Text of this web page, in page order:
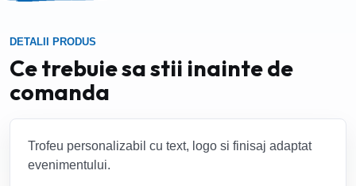
DETALII PRODUS
Ce trebuie sa stii inainte de
comanda
Trofeu personalizabil cu text, logo si finisaj adaptat
evenimentului.